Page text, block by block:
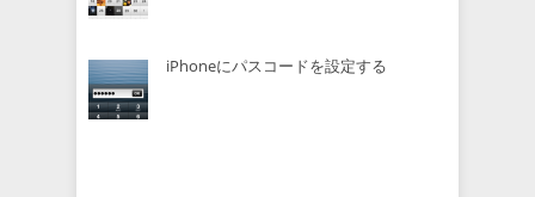
iPhoneにパスコードを設定する